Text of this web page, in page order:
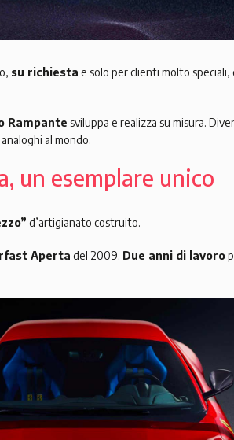
su richiesta e solo per clienti molto
Rampante sviluppa e realizza su misura.
al mondo.
un esemplare unico
d’artigianato costruito.
Aperta del 2009. Due anni di lavoro